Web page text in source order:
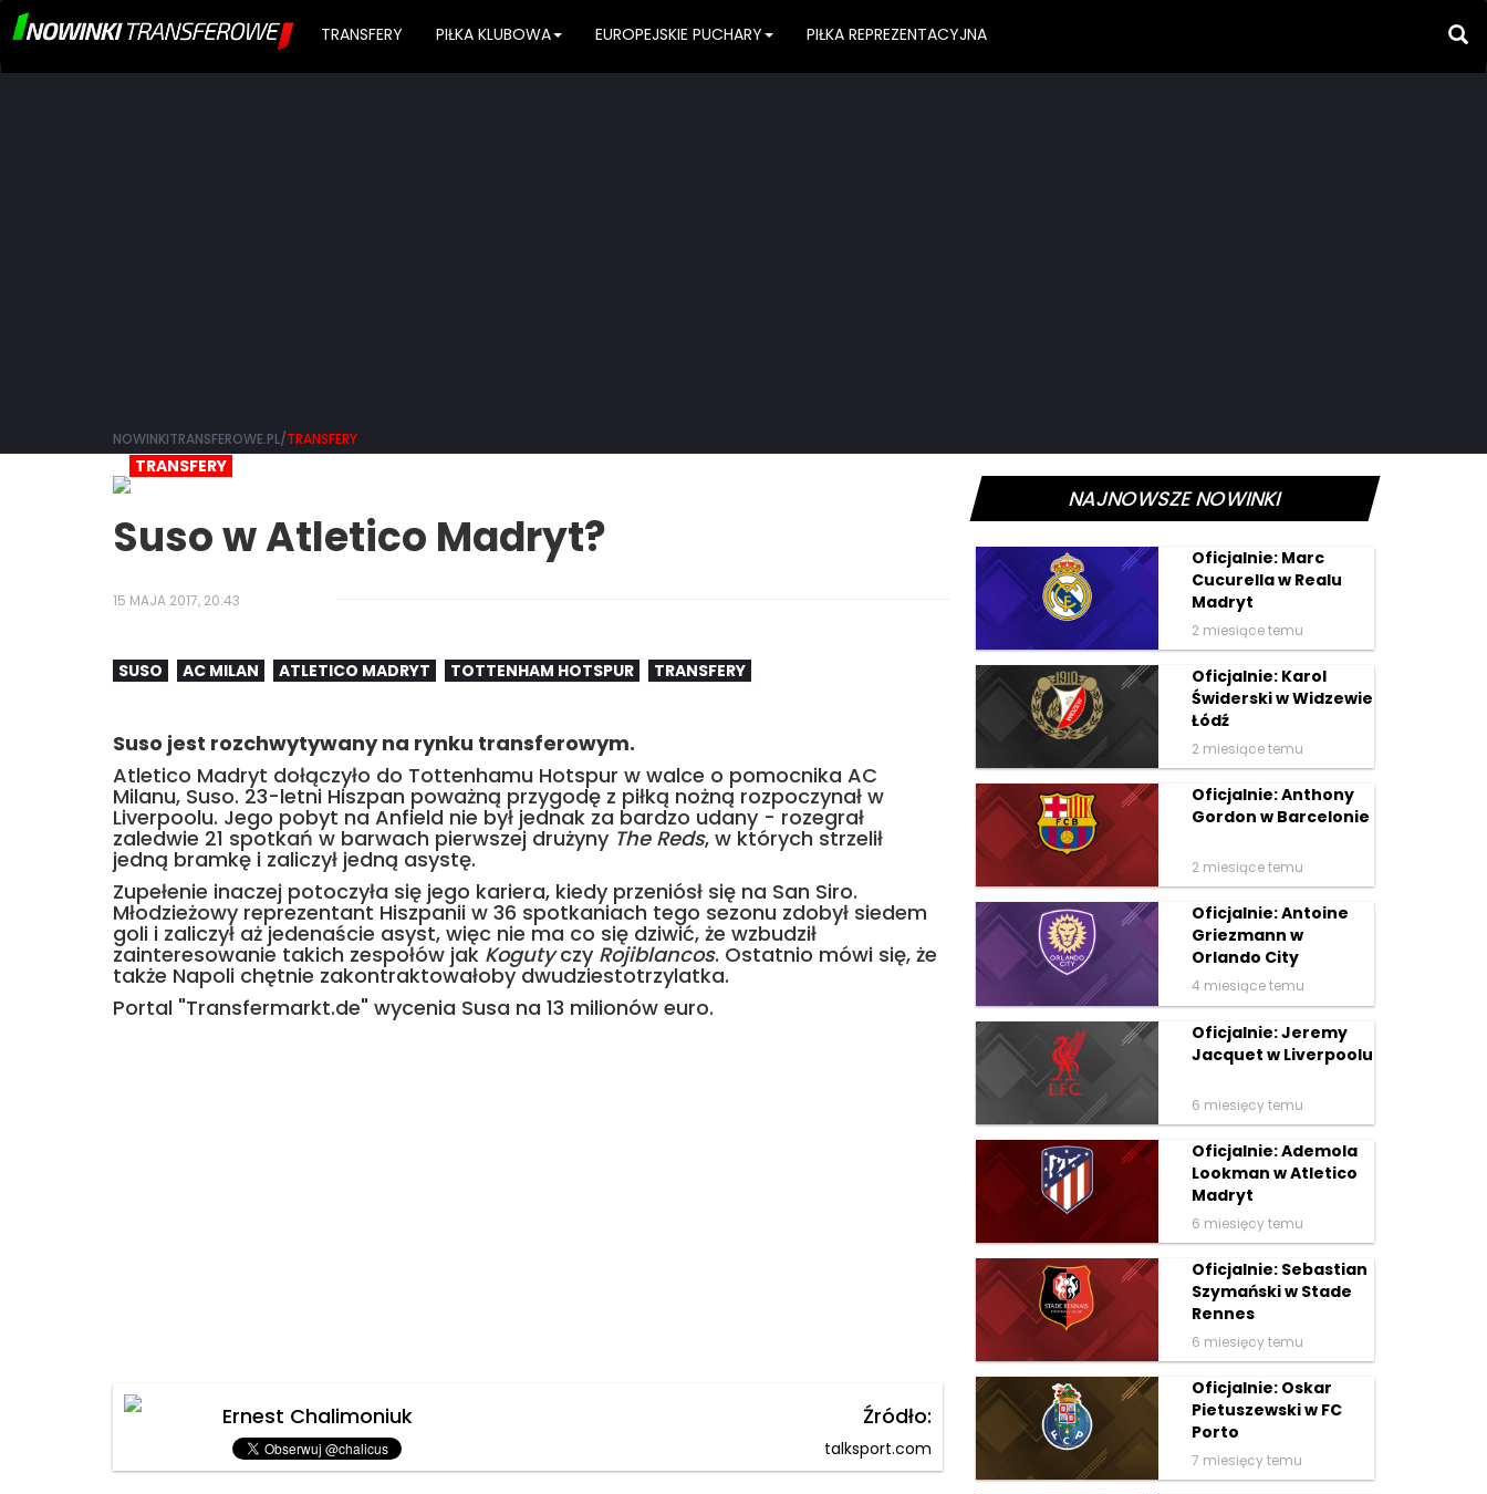
TRANSFERY PIŁKA KLUBOWA EUROPEJSKIE PUCHARY PIŁKA REPREZENTACYJNA
NOWINKITRANSFEROWE.PL/TRANSFERY
TRANSFERY
Suso w Atletico Madryt?
15 MAJA 2017, 20:43
SUSO AC MILAN ATLETICO MADRYT TOTTENHAM HOTSPUR TRANSFERY
Suso jest rozchwytywany na rynku transferowym.
Atletico Madryt dołączyło do Tottenhamu Hotspur w walce o pomocnika AC
Milanu, Suso. 23-letni Hiszpan poważną przygodę z piłką nożną rozpoczynał w
Liverpoolu. Jego pobyt na Anfield nie był jednak za bardzo udany - rozegrał
zaledwie 21 spotkań w barwach pierwszej drużyny The Reds, w których strzelił
jedną bramkę i zaliczył jedną asystę.
Zupełenie inaczej potoczyła się jego kariera, kiedy przeniósł się na San Siro.
Młodzieżowy reprezentant Hiszpanii w 36 spotkaniach tego sezonu zdobył siedem
goli i zaliczył aż jedenaście asyst, więc nie ma co się dziwić, że wzbudził
zainteresowanie takich zespołów jak Kogutyczy Rojiblancos. Ostatnio mówi się, że
także Napoli chętnie zakontraktowałoby dwudziestotrzylatka.
Portal "Transfermarkt.de" wycenia Susa na 13 milionów euro.
Ernest Chalimoniuk Źródło:
talksport.com
NAJNOWSZE NOWINKI
Oficjalnie: Marc
Cucurella w Realu
Madryt
2 miesiące temu
Oficjalnie: Karol
Świderski w Widzewie
Łódź
2 miesiące temu
Oficjalnie: Anthony
Gordon w Barcelonie
2 miesiące temu
Oficjalnie: Antoine
Griezmann w
Orlando City
4 miesiące temu
Oficjalnie: Jeremy
Jacquet w Liverpoolu
6 miesięcy temu
Oficjalnie: Ademola
Lookman w Atletico
Madryt
6 miesięcy temu
Oficjalnie: Sebastian
Szymański w Stade
Rennes
6 miesięcy temu
Oficjalnie: Oskar
Pietuszewski w FC
Porto
7 miesięcy temu